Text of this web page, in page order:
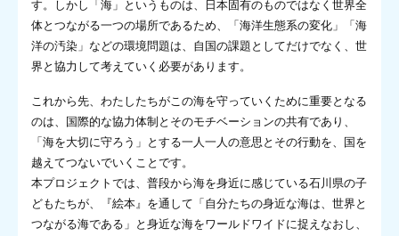
す。しかし「海」というものは、日本固有のものではなく世界全
体とつながる一つの場所であるため、「海洋生態系の変化」「海
洋の汚染」などの環境問題は、自国の課題としてだけでなく、世
界と協力して考えていく必要があります。
これから先、わたしたちがこの海を守っていくために重要となる
のは、国際的な協力体制とそのモチベーションの共有であり、
「海を大切に守ろう」とする一人一人の意思とその行動を、国を
越えてつないでいくことです。
本プロジェクトでは、普段から海を身近に感じている石川県の子
どもたちが、『絵本』を通して「自分たちの身近な海は、世界と
つながる海である」と身近な海をワールドワイドに捉えなおし、